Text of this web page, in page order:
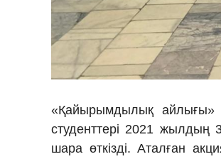
«Қайырымдылық
студенттері 2021 жылдың
шара өткізді. Аталған